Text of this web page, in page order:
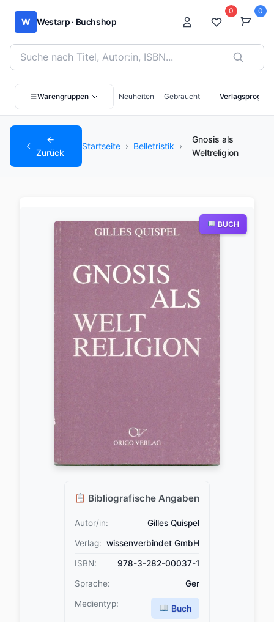
W Westarp · Buchshop
Bücher suchen nach Titel, Autor:in oder ISBN
0 0
Warengruppen Neuheiten Gebraucht
←
Zurück
Startseite › Belletristik ›
Gnosis als
Weltreligion
Bibliografische Angaben
Autor/in: Gilles Quispel
Verlag: wissenverbindet GmbH
ISBN: 978-3-282-00037-1
Sprache: Ger
Medientyp: Buch
BUCH